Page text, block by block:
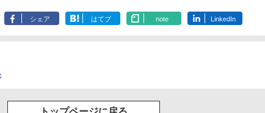
シェア はてブ note LinkedIn